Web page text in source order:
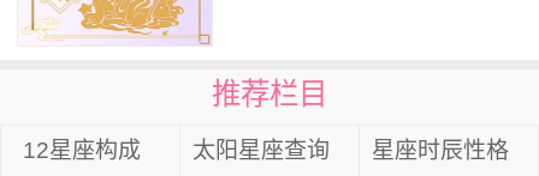
推荐栏目
12星座构成 太阳星座查询 星座时辰性格